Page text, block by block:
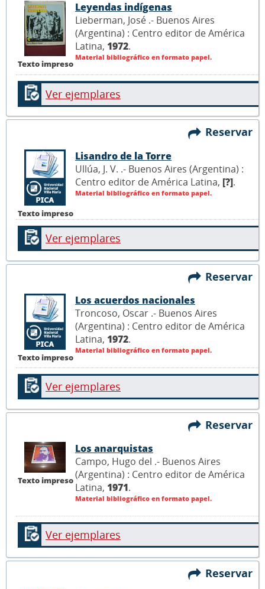
Texto impreso
Leyendas indígenas
Lieberman, José .- Buenos Aires
(Argentina) : Centro editor de América
Latina, 1972.
Material bibliográfico en formato papel.
Ver ejemplares
Reservar
Texto impreso
Lisandro de la Torre
Ullúa, J. V. .- Buenos Aires (Argentina) :
Centro editor de América Latina, [?].
Material bibliográfico en formato papel.
Ver ejemplares
Reservar
Texto impreso
Los acuerdos nacionales
Troncoso, Oscar .- Buenos Aires
(Argentina) : Centro editor de América
Latina, 1972.
Material bibliográfico en formato papel.
Ver ejemplares
Reservar
Texto impreso
Los anarquistas
Campo, Hugo del .- Buenos Aires
(Argentina) : Centro editor de América
Latina, 1971.
Material bibliográfico en formato papel.
Ver ejemplares
Reservar